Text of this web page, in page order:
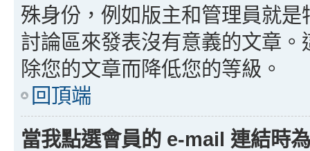
殊身份，例如版主和管理員就
討論區來發表沒有意義的文章
除您的文章而降低您的等級。
回頂端
當我點選會員的 e-mail 連結時